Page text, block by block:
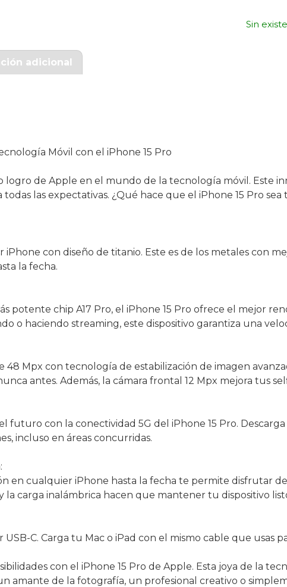
Sin
adicional
Móvil con el iPhone 15 Pro
logro de Apple en el mundo de la tecnología móvil. Este
las expectativas. ¿Qué hace que el iPhone 15 Pro
iPhone con diseño de titanio. Este es de los metales con
la fecha.
potente chip A17 Pro, el iPhone 15 Pro ofrece el mejor
o haciendo streaming, este dispositivo garantiza una
48 Mpx con tecnología de estabilización de imagen
antes. Además, la cámara frontal 12 Mpx mejora tus
futuro con la conectividad 5G del iPhone 15 Pro.
incluso en áreas concurridas.
en cualquier iPhone hasta la fecha te permite disfrutar
la carga inalámbrica hacen que mantener tu dispositivo
C. Carga tu Mac o iPad con el mismo cable que usas
con el iPhone 15 Pro de Apple. Esta joya de la
un amante de la fotografía, un profesional creativo o